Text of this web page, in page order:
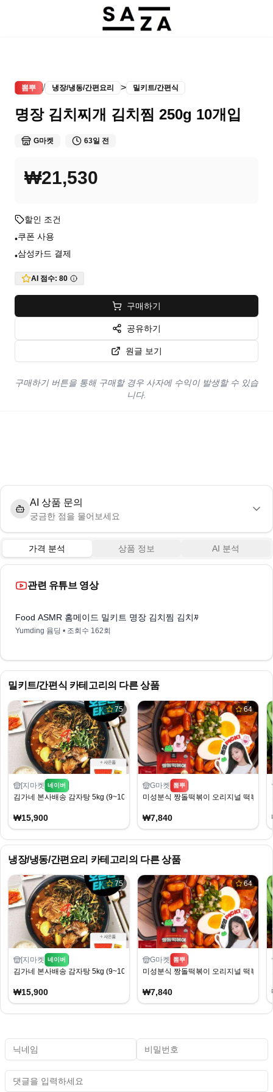
뽐뿌 / 냉장/냉동/간편요리 > 밀키트/간편식
명장 김치찌개 김치찜 250g 10개입
G마켓 63일 전
₩21,530
할인 조건
•쿠폰 사용
•삼성카드 결제
AI 점수: 80
구매하기
공유하기
원글 보기
구매하기 버튼을 통해 구매할 경우 사자에 수익이 발생할 수 있습
니다.
AI 상품 문의
궁금한 점을 물어보세요
가격 분석 상품 정보 AI 분석
관련 유튜브 영상
Food ASMR 홈메이드 밀키트 명장 김치찜 김치찌개(Homemade
Yumding 윰딩 • 조회수 162회
밀키트/간편식 카테고리의 다른 상품
75
[지마켓 네이버
김가네 본사배송 감자탕 5kg (9~10인분)
₩15,900
64
G마켓 뽐뿌
미성분식 짱돌떡볶이 오리지널 떡볶이
₩7,840
냉장/냉동/간편요리 카테고리의 다른 상품
75
[지마켓 네이버
김가네 본사배송 감자탕 5kg (9~10인분)
₩15,900
64
G마켓 뽐뿌
미성분식 짱돌떡볶이 오리지널 떡볶이
₩7,840